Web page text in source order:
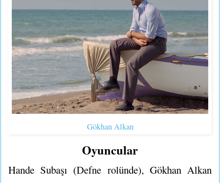
Gökhan Alkan
Oyuncular
Hande Subaşı (Defne rolünde), Gökhan Alkan